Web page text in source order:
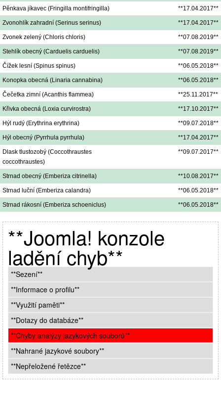
Pěnkava jíkavec (Fringilla montifringilla) **17.04.2017**
Zvonohlík zahradní (Serinus serinus) **17.04.2017**
Zvonek zelený (Chloris chloris) **07.08.2019**
Stehlík obecný (Carduelis carduelis) **07.08.2019**
Čížek lesní (Spinus spinus) **06.05.2018**
Konopka obecná (Linaria cannabina) **06.05.2018**
Čečetka zimní (Acanthis flammea) **25.11.2017**
Křivka obecná (Loxia curvirostra) **17.10.2017**
Hýl rudý (Erythrina erythrina) **09.07.2018**
Hýl obecný (Pyrrhula pyrrhula) **17.04.2017**
Dlask tlustozobý (Coccothraustes
coccothraustes)
**09.07.2017**
Strnad obecný (Emberiza citrinella) **10.08.2017**
Strnad luční (Emberiza calandra) **06.05.2018**
Strnad rákosní (Emberiza schoeniclus) **06.05.2018**
**Joomla! konzole
ladění chyb**
**Sezení**
**Informace o profilu**
**Využití paměti**
**Dotazy do databáze**
**Chyby analýzy jazykových souborů**
**Nahrané jazykové soubory**
**Nepřeložené řetězce**